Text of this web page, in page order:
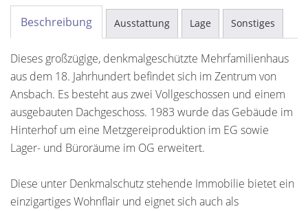
Beschreibung Ausstattung Lage Sonstiges
Dieses großzügige, denkmalgeschützte Mehrfamilienhaus
aus dem 18. Jahrhundert befindet sich im Zentrum von
Ansbach. Es besteht aus zwei Vollgeschossen und einem
ausgebauten Dachgeschoss. 1983 wurde das Gebäude im
Hinterhof um eine Metzgereiproduktion im EG sowie
Lager- und Büroräume im OG erweitert.
Diese unter Denkmalschutz stehende Immobilie bietet ein
einzigartiges Wohnflair und eignet sich auch als